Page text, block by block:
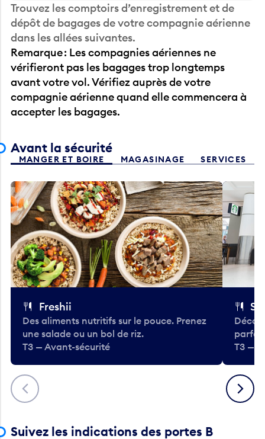
Trouvez les comptoirs d’enregistrement et de
dépôt de bagages de votre compagnie aérienne
dans les allées suivantes.
Remarque : Les compagnies aériennes ne
vérifieront pas les bagages trop longtemps
avant votre vol. Vérifiez auprès de votre
compagnie aérienne quand elle commencera à
accepter les bagages.
Avant la sécurité
MANGER ET BOIRE MAGASINAGE SERVICES
Précédent
Freshii
Des aliments nutritifs sur le pouce. Prenez
une salade ou un bol de riz.
T3 — Avant-sécurité
T3 —
Suivant
Suivez les indications des portes B